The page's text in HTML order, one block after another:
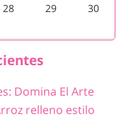
28 29
30
Domina El Arte
relleno estilo